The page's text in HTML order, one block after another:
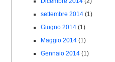
settembre 2014(1)
Giugno 2014(1)
Maggio 2014(1)
Gennaio 2014(1)